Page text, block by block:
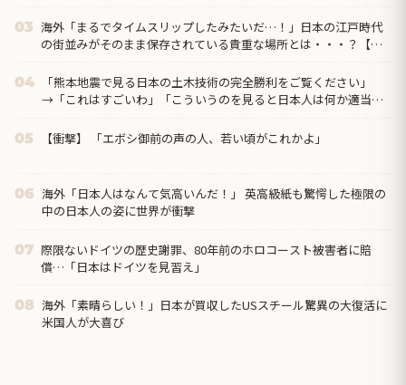
03 海外「まるでタイムスリップしたみたいだ…！」日本の江戸時代
の街並みがそのまま保存されている貴重な場所とは・・・？【海
04
「熊本地震で見る日本の土木技術の完全勝利をご覧ください」
→「これはすごいわ」「こういうのを見ると日本人は何か適当に
05 【衝撃】 「エボシ御前の声の人、若い頃がこれかよ」
06 海外「日本人はなんて気高いんだ！」 英高級紙も驚愕した極限の
中の日本人の姿に世界が衝撃
07 際限ないドイツの歴史謝罪、80年前のホロコースト被害者に賠
償…「日本はドイツを見習え」
08 海外「素晴らしい！」日本が買収したUSスチール驚異の大復活に
米国人が大喜び